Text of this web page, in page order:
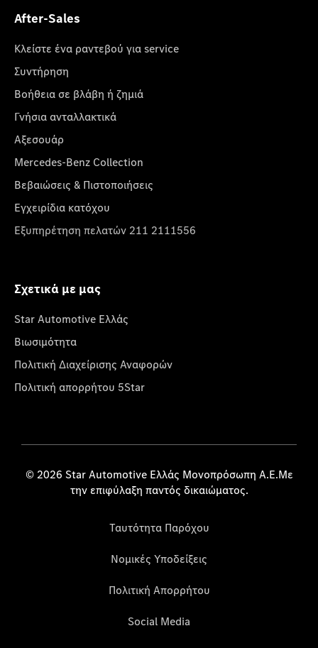
After-Sales
Κλείστε ένα ραντεβού για service
Συντήρηση
Βοήθεια σε βλάβη ή ζημιά
Γνήσια ανταλλακτικά
Αξεσουάρ
Mercedes-Benz Collection
Βεβαιώσεις & Πιστοποιήσεις
Εγχειρίδια κατόχου
Εξυπηρέτηση πελατών 211 2111556
Σχετικά με μας
Star Automotive Ελλάς
Βιωσιμότητα
Πολιτική Διαχείρισης Αναφορών
Πολιτική απορρήτου 5Star
© 2026 Star Automotive Ελλάς Μονοπρόσωπη Α.Ε.Με
την επιφύλαξη παντός δικαιώματος.
Ταυτότητα Παρόχου
Νομικές Υποδείξεις
Πολιτική Απορρήτου
Social Media